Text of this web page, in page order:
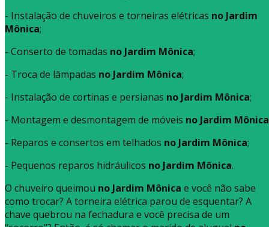
- Instalação de chuveiros e torneiras elétricas no Jardim
Mônica;
- Conserto de tomadas no Jardim Mônica;
- Troca de lâmpadas no Jardim Mônica;
- Instalação de cortinas e persianas no Jardim Mônica;
- Montagem e desmontagem de móveis no Jardim Mônica
- Reparos e consertos em telhados no Jardim Mônica;
- Pequenos reparos hidráulicos no Jardim Mônica.
O chuveiro queimou no Jardim Mônica e você não sabe
como trocar? A torneira elétrica parou de esquentar? A
chave quebrou na fechadura e você precisa de um